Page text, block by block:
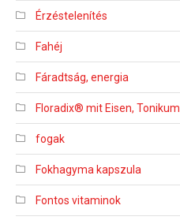
Érzéstelenítés
Fahéj
Fáradtság, energia
Floradix® mit Eisen, Tonikum
fogak
Fokhagyma kapszula
Fontos vitaminok